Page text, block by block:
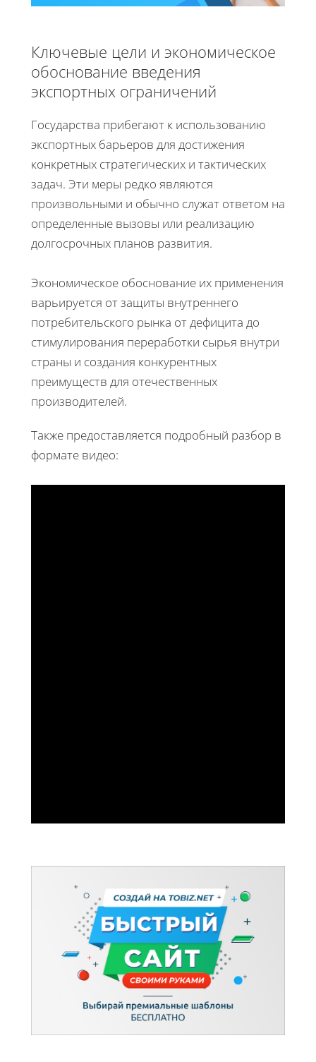
Ключевые цели и экономическое
обоснование введения
экспортных ограничений
Государства прибегают к использованию
экспортных барьеров для достижения
конкретных стратегических и тактических
задач. Эти меры редко являются
произвольными и обычно служат ответом на
определенные вызовы или реализацию
долгосрочных планов развития.
Экономическое обоснование их применения
варьируется от защиты внутреннего
потребительского рынка от дефицита до
стимулирования переработки сырья внутри
страны и создания конкурентных
преимуществ для отечественных
производителей.
Также предоставляется подробный разбор в
формате видео: